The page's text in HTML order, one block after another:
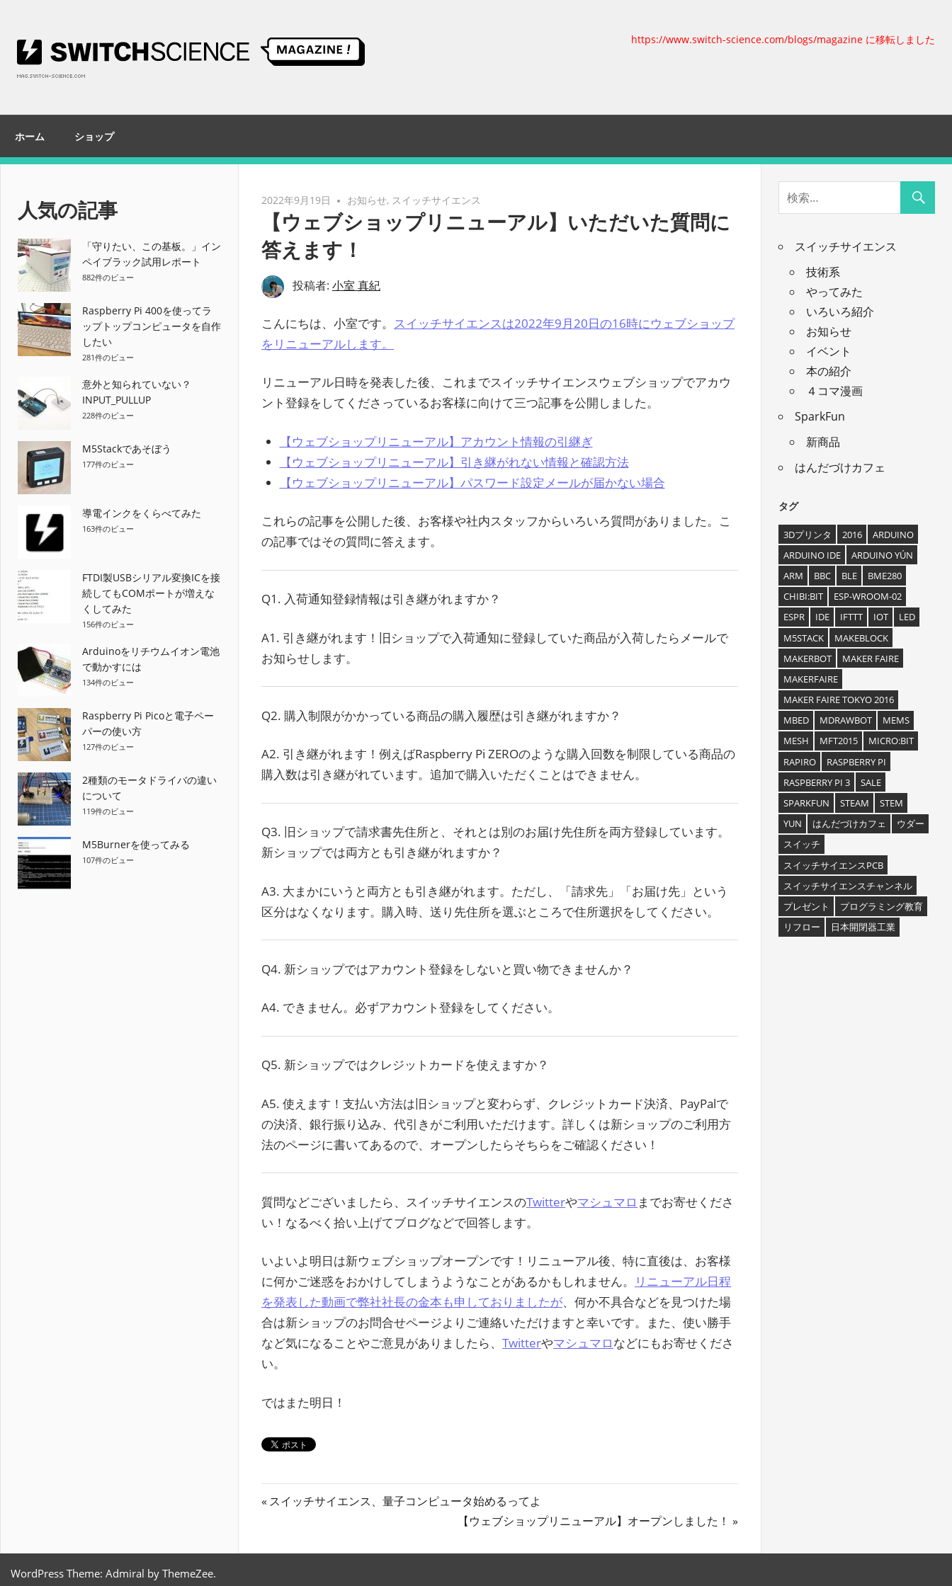
ッ
ッ
チ
サ
エ
ン
マ
ガ
ジ
ン
https://www.switch-science.com/blogs/magazine に移転しました
ホーム ショップ
2022年9月19日 お知らせ, スイッチサイエンス
【ウェブショップリニューアル】いただいた質問に
答えます！
投稿者: 小室 真紀
こんにちは、小室です。
スイッチサイエンスは2022年9月20日の16時にウェブショップ
をリニューアルします。
リニューアル日時を発表した後、これまでスイッチサイエンスウェブショップでアカウ
ント登録をしてくださっているお客様に向けて三つ記事を公開しました。
【ウェブショップリニューアル】アカウント情報の引継ぎ
【ウェブショップリニューアル】引き継がれない情報と確認方法
【ウェブショップリニューアル】パスワード設定メールが届かない場合
これらの記事を公開した後、お客様や社内スタッフからいろいろ質問がありました。こ
の記事ではその質問に答えます。
Q1. 入荷通知登録情報は引き継がれますか？
A1. 引き継がれます！旧ショップで入荷通知に登録していた商品が入荷したらメールで
お知らせします。
Q2. 購入制限がかかっている商品の購入履歴は引き継がれますか？
A2. 引き継がれます！例えばRaspberry Pi ZEROのような購入回数を制限している商品の
購入数は引き継がれています。追加で購入いただくことはできません。
Q3. 旧ショップで請求書先住所と、それとは別のお届け先住所を両方登録しています。
新ショップでは両方とも引き継がれますか？
A3. 大まかにいうと両方とも引き継がれます。ただし、「請求先」「お届け先」という
区分はなくなります。購入時、送り先住所を選ぶところで住所選択をしてください。
Q4. 新ショップではアカウント登録をしないと買い物できませんか？
A4. できません。必ずアカウント登録をしてください。
Q5. 新ショップではクレジットカードを使えますか？
A5. 使えます！支払い方法は旧ショップと変わらず、クレジットカード決済、PayPalで
の決済、銀行振り込み、代引きがご利用いただけます。詳しくは新ショップのご利用方
法のページに書いてあるので、オープンしたらそちらをご確認ください！
質問などございましたら、スイッチサイエンスのTwitterやマシュマロ までお寄せくださ
い！なるべく拾い上げてブログなどで回答します。
いよいよ明日は新ウェブショップオープンです！リニューアル後、特に直後は、お客様
に何かご迷惑をおかけしてしまうようなことがあるかもしれません。
リニューアル日程
を発表した動画で弊社社長の金本も申しておりましたが、何か不具合などを見つけた場
合は新ショップのお問合せページよりご連絡いただけますと幸いです。また、使い勝手
など気になることやご意見がありましたら、 Twitterやマシュマロなどにもお寄せくださ
い。
ではまた明日！
投
ナ
前
スイッチサイエンス、量子コンピュータ始めるってよ
次【ウェブショップリニューアル】オープンしました！
人気の記事
「守りたい、この基板。」イン
ペイブラック試用レポート
882件のビュー
Raspberry Pi 400を使ってラ
ップトップコンピュータを自作
したい
281件のビュー
意外と知られていない？
INPUT_PULLUP
228件のビュー
M5Stackであそぼう
177件のビュー
導電インクをくらべてみた
163件のビュー
FTDI製USBシリアル変換ICを接
続してもCOMポートが増えな
くしてみた
156件のビュー
Arduinoをリチウムイオン電池
で動かすには
134件のビュー
Raspberry Pi Picoと電子ペー
パーの使い方
127件のビュー
2種類のモータドライバの違い
について
119件のビュー
M5Burnerを使ってみる
107件のビュー
スイッチサイエンス
技術系
やってみた
いろいろ紹介
お知らせ
イベント
本の紹介
４コマ漫画
SparkFun
新商品
はんだづけカフェ
タグ
3Dプリンタ 2016
ARDUINO
ARDUINO IDE
ARDUINO YÚN
ARM
BBC BLE
BME280
CHIBI:BIT
ESP-WROOM-02
ESPR
IDE IFTTT IOT
LED
M5STACK
MAKEBLOCK
MAKERBOT
MAKER FAIRE
MAKERFAIRE
MAKER FAIRE TOKYO 2016
MBED
MDRAWBOT
MEMS
MESH
MFT2015
MICRO:BIT
RAPIRO
RASPBERRY PI
RASPBERRY PI 3
SALE
SPARKFUN
STEAM
STEM
YUN
はんだづけカフェ
ウダー
スイッチ
スイッチサイエンスPCB
スイッチサイエンスチャンネル
プレゼント
プログラミング教育
リフロー
日本開閉器工業
WordPress Theme: Admiral by ThemeZee.